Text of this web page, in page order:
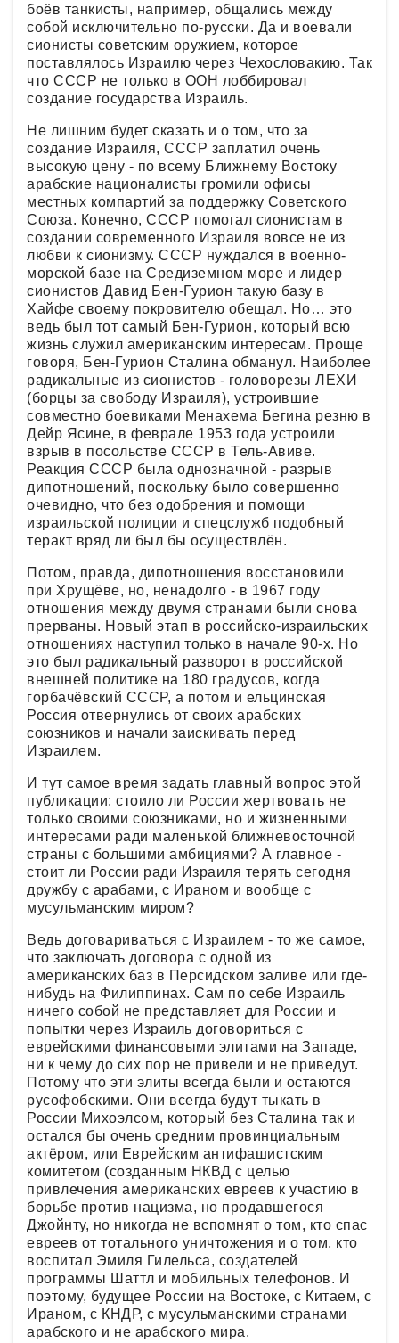
боёв танкисты, например, общались между
собой исключительно по-русски. Да и воевали
сионисты советским оружием, которое
поставлялось Израилю через Чехословакию. Так
что СССР не только в ООН лоббировал
создание государства Израиль.
Не лишним будет сказать и о том, что за
создание Израиля, СССР заплатил очень
высокую цену - по всему Ближнему Востоку
арабские националисты громили офисы
местных компартий за поддержку Советского
Союза. Конечно, СССР помогал сионистам в
создании современного Израиля вовсе не из
любви к сионизму. СССР нуждался в военно-
морской базе на Средиземном море и лидер
сионистов Давид Бен-Гурион такую базу в
Хайфе своему покровителю обещал. Но… это
ведь был тот самый Бен-Гурион, который всю
жизнь служил американским интересам. Проще
говоря, Бен-Гурион Сталина обманул. Наиболее
радикальные из сионистов - головорезы ЛЕХИ
(борцы за свободу Израиля), устроившие
совместно боевиками Менахема Бегина резню в
Дейр Ясине, в феврале 1953 года устроили
взрыв в посольстве СССР в Тель-Авиве.
Реакция СССР была однозначной - разрыв
дипотношений, поскольку было совершенно
очевидно, что без одобрения и помощи
израильской полиции и спецслужб подобный
теракт вряд ли был бы осуществлён.
Потом, правда, дипотношения восстановили
при Хрущёве, но, ненадолго - в 1967 году
отношения между двумя странами были снова
прерваны. Новый этап в российско-израильских
отношениях наступил только в начале 90-х. Но
это был радикальный разворот в российской
внешней политике на 180 градусов, когда
горбачёвский СССР, а потом и ельцинская
Россия отвернулись от своих арабских
союзников и начали заискивать перед
Израилем.
И тут самое время задать главный вопрос этой
публикации: стоило ли России жертвовать не
только своими союзниками, но и жизненными
интересами ради маленькой ближневосточной
страны с большими амбициями? А главное -
стоит ли России ради Израиля терять сегодня
дружбу с арабами, с Ираном и вообще с
мусульманским миром?
Ведь договариваться с Израилем - то же самое,
что заключать договора с одной из
американских баз в Персидском заливе или где-
нибудь на Филиппинах. Сам по себе Израиль
ничего собой не представляет для России и
попытки через Израиль договориться с
еврейскими финансовыми элитами на Западе,
ни к чему до сих пор не привели и не приведут.
Потому что эти элиты всегда были и остаются
русофобскими. Они всегда будут тыкать в
России Михоэлсом, который без Сталина так и
остался бы очень средним провинциальным
актёром, или Еврейским антифашистским
комитетом (созданным НКВД с целью
привлечения американских евреев к участию в
борьбе против нацизма, но продавшегося
Джойнту, но никогда не вспомнят о том, кто спас
евреев от тотального уничтожения и о том, кто
воспитал Эмиля Гилельса, создателей
программы Шаттл и мобильных телефонов. И
поэтому, будущее России на Востоке, с Китаем, с
Ираном, с КНДР, с мусульманскими странами
арабского и не арабского мира.